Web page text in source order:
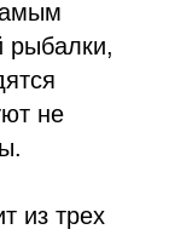
рыбалки,
не
из трех